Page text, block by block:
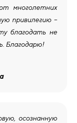
многолетних
привилегию –
благодать не
Благодарю!
осознанную